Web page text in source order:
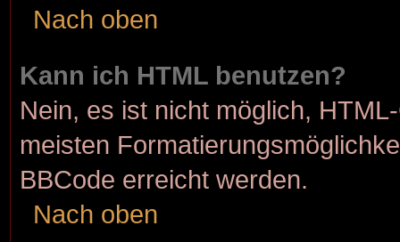
Nach oben
Kann ich HTML benutzen?
Nein, es ist nicht möglich,
meisten
BBCode erreicht werden.
Nach oben